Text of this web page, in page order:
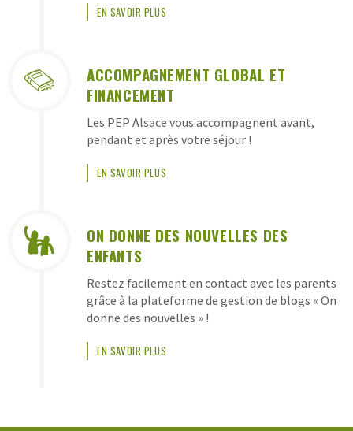
EN SAVOIR PLUS
ACCOMPAGNEMENT GLOBAL ET
FINANCEMENT
Les PEP Alsace vous accompagnent avant,
pendant et après votre séjour !
EN SAVOIR PLUS
ON DONNE DES NOUVELLES DES
ENFANTS
Restez facilement en contact avec les parents
grâce à la plateforme de gestion de blogs « On
donne des nouvelles » !
EN SAVOIR PLUS